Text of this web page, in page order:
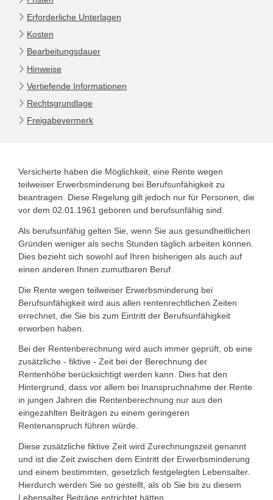
Erforderliche Unterlagen
Kosten
Bearbeitungsdauer
Hinweise
Vertiefende Informationen
Rechtsgrundlage
Freigabevermerk
Versicherte haben die Möglichkeit, eine Rente wegen
teilweiser Erwerbsminderung bei Berufsunfähigkeit zu
beantragen. Diese Regelung gilt jedoch nur für Personen, die
vor dem 02.01.1961 geboren und berufsunfähig sind.
Als berufsunfähig gelten Sie, wenn Sie aus gesundheitlichen
Gründen weniger als sechs Stunden täglich arbeiten können.
Dies bezieht sich sowohl auf Ihren bisherigen als auch auf
einen anderen Ihnen zumutbaren Beruf.
Die Rente wegen teilweiser Erwerbsminderung bei
Berufsunfähigkeit wird aus allen rentenrechtlichen Zeiten
errechnet, die Sie bis zum Eintritt der Berufsunfähigkeit
erworben haben.
Bei der Rentenberechnung wird auch immer geprüft, ob eine
zusätzliche - fiktive - Zeit bei der Berechnung der
Rentenhöhe berücksichtigt werden kann. Dies hat den
Hintergrund, dass vor allem bei Inanspruchnahme der Rente
in jungen Jahren die Rentenberechnung nur aus den
eingezahlten Beiträgen zu einem geringeren
Rentenanspruch führen würde.
Diese zusätzliche fiktive Zeit wird Zurechnungszeit genannt
und ist die Zeit zwischen dem Eintritt der Erwerbsminderung
und einem bestimmten, gesetzlich festgelegten Lebensalter.
Hierdurch werden Sie so gestellt, als ob Sie bis zu diesem
Lebensalter Beiträge entrichtet hätten.